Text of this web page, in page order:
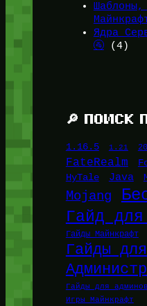
Ядра
🚰(4)
🔎 ПОИСК
1.16.5 1.21
FateRealm
HyTale Java
Mojang
Гайд
Гайды Майнкрафт
Гайды для
Гайды для админов
Игры Майнкрафт